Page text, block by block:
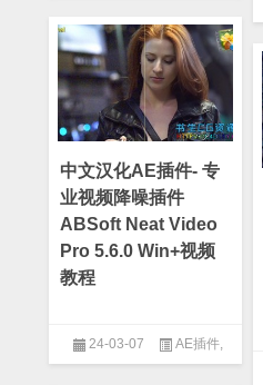
中文汉化AE插件- 专
业视频降噪插件
ABSoft Neat Video
Pro 5.6.0 Win+视频
教程
24-03-07 AE插件,